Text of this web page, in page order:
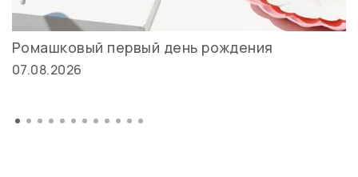
Ромашковый первый день рождения
07.08.2026